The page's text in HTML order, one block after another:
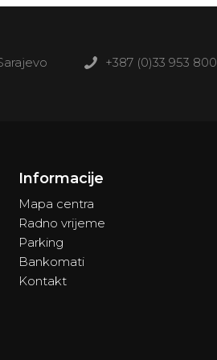
+387 (0)33 953 800
Informacije
Mapa centra
Radno vrijeme
Parking
Bankomati
Kontakt